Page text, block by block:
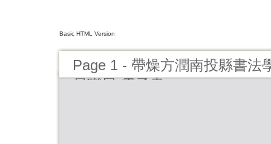
Basic HTML Version
Page 1 - 帶燥方潤南投縣書法
員聯展-電子書